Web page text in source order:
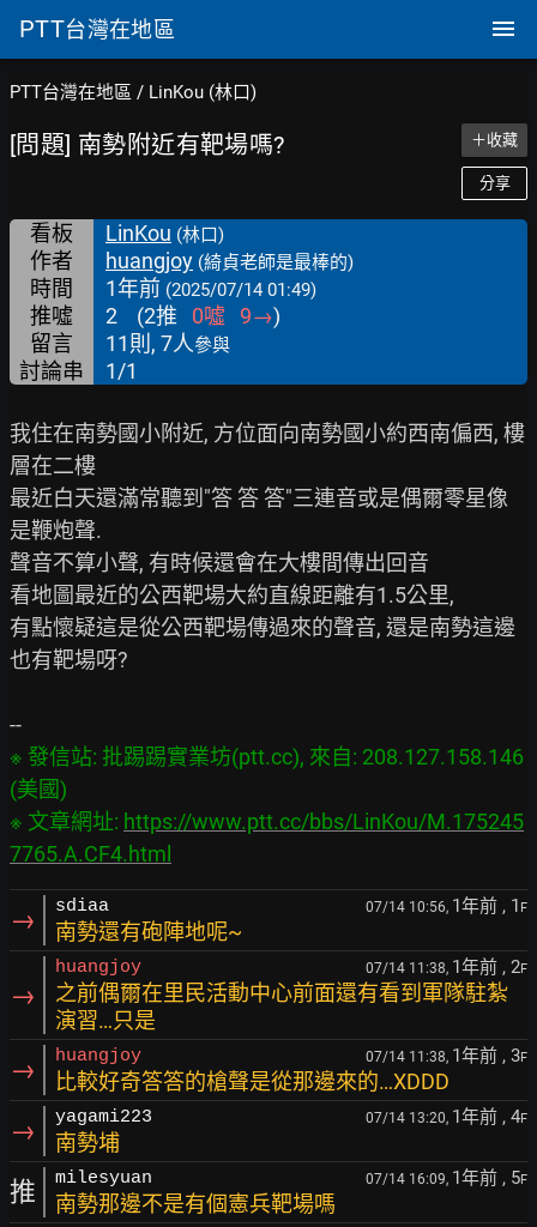
PTT台灣在地區
PTT台灣在地區 / LinKou (林口)
[問題] 南勢附近有靶場嗎? ＋收藏
分享
看板 LinKou (林口)
作者 huangjoy (綺貞老師是最棒的)
時間 1年前 (2025/07/14 01:49)
推噓 2 (2推 0噓 9→)
留言
11則, 7人參與
討論串 1/1
我住在南勢國小附近, 方位面向南勢國小約西南偏西, 樓
層在二樓
最近白天還滿常聽到"答 答 答"三連音或是偶爾零星像
是鞭炮聲.
聲音不算小聲, 有時候還會在大樓間傳出回音
看地圖最近的公西靶場大約直線距離有1.5公里,
有點懷疑這是從公西靶場傳過來的聲音, 還是南勢這邊
也有靶場呀?
※ 發信站: 批踢踢實業坊(ptt.cc), 來自: 208.127.158.146
(美國)
※ 文章網址: https://www.ptt.cc/bbs/LinKou/M.175245
7765.A.CF4.html
→ sdiaa 07/14 10:56, 1年前 , 1 F
南勢還有砲陣地呢~
→
huangjoy 07/14 11:38, 1年前 , 2F
之前偶爾在里民活動中心前面還有看到軍隊駐紮
演習…只是
→ huangjoy 07/14 11:38, 1年前 , 3F
比較好奇答答的槍聲是從那邊來的…XDDD
→ yagami223 07/14 13:20, 1年前 , 4F
南勢埔
推 milesyuan 07/14 16:09, 1年前 , 5F
南勢那邊不是有個憲兵靶場嗎